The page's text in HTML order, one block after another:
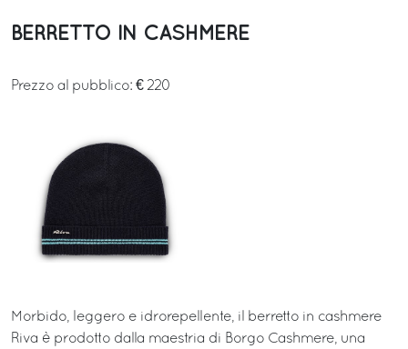
BERRETTO IN CASHMERE
Prezzo al pubblico: € 220
Morbido, leggero e idrorepellente, il berretto in cashmere
Riva è prodotto dalla maestria di Borgo Cashmere, una